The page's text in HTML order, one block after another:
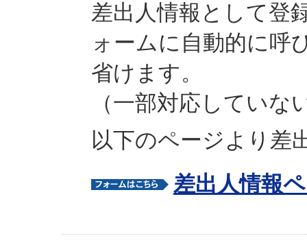
差出人情報として登
ォームに自動的に呼
省けます。
（一部対応していな
以下のページより差
差出人情報